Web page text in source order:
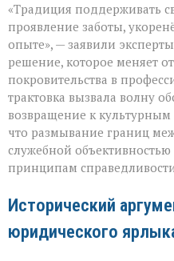
«Традиция поддерживать
проявление заботы,
опыте», — заявили
решение, которое меняет
покровительства в
трактовка вызвала волну
возвращение к культурным
что размывание границ
служебной
принципам
Исторический
юридического